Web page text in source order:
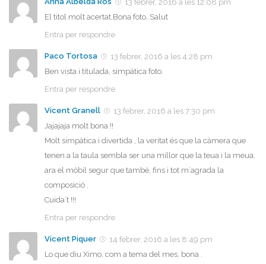
13 febrer, 2016 a les 12:08 pm
El titol molt acertat.Bona foto,.Salut
Entra per respondre
Paco Tortosa
13 febrer, 2016 a les 4:28 pm
Ben vista i titulada, simpática foto.
Entra per respondre
Vicent Granell
13 febrer, 2016 a les 7:30 pm
Jajajaja molt bona !!
Molt simpàtica i divertida , la veritat és que la càmera que
tenen a la taula sembla ser una millor que la teua i la meua,
ara el mòbil segur que també, fins i tot m´agrada la
composició .
Cuida´t !!!
Entra per respondre
Vicent Piquer
14 febrer, 2016 a les 8:49 pm
Lo que diu Ximo, com a tema del mes, bona .